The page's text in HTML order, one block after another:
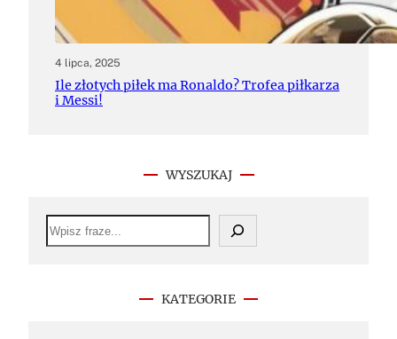
4 lipca, 2025
Ile złotych piłek ma Ronaldo? Trofea piłkarza
i Messi!
WYSZUKAJ
S
e
a
KATEGORIE